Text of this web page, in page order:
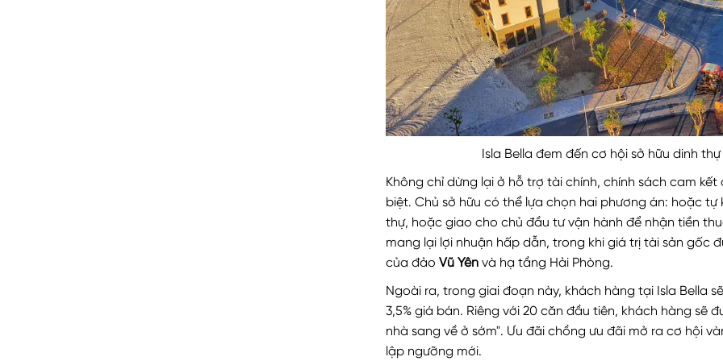
Isla Bella đem đến cơ hội sở hữu dinh
Không chỉ dừng lại ở hỗ trợ tài chính, chính sách cam
biệt. Chủ sở hữu có thể lựa chọn hai phương án: hoặc
thự, hoặc giao cho chủ đầu tư vận hành để nhận tiền
mang lại lợi nhuận hấp dẫn, trong khi giá trị tài sản gốc
của đảo Vũ Yên và hạ tầng Hải Phòng.
Ngoài ra, trong giai đoạn này, khách hàng tại Isla Bella
3,5% giá bán. Riêng với 20 căn đầu tiên, khách hàng sẽ
nhà sang về ở sớm". Ưu đãi chồng ưu đãi mở ra cơ hội
lập ngưỡng mới.